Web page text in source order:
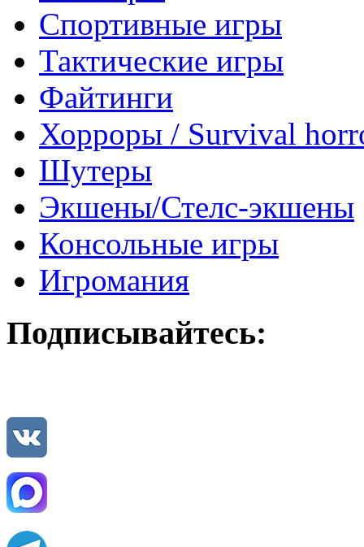
Спортивные игры
Тактические игры
Файтинги
Хорроры / Survival
Шутеры
Экшены/Стелс-экшены
Консольные игры
Игромания
Подписывайтесь: